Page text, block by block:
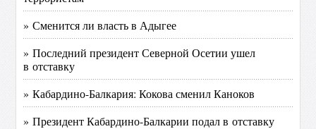
» Сменится ли власть в Адыгее
» Последний президент Северной Осетии ушел
в отставку
» Кабардино-Балкария: Кокова сменил Каноков
» Президент Кабардино-Балкарии подал в отставку